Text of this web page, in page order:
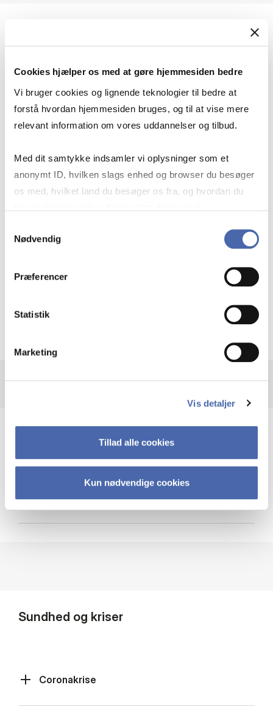
Cookies hjælper os med at gøre hjemmesiden bedre
Vi bruger cookies og lignende teknologier til bedre at
forstå hvordan hjemmesiden bruges, og til at vise mere
relevant information om vores uddannelser og tilbud.
Med dit samtykke indsamler vi oplysninger som et
anonymt ID, hvilken slags enhed og browser du besøger
os med, hvilket land du besøger os fra, og hvordan du
markedsføring. Du bestemmer selv - og kan altid trække
Nødvendig
Præferencer
Statistik
Marketing
Vis detaljer
Tillad alle cookies
Kun nødvendige cookies
Geopolitik og businesssikkerhed
navigerer man som virksomhed?
Krigen i Ukraine
Cybersikkerhed
Sundhed og kriser
Coronakrise